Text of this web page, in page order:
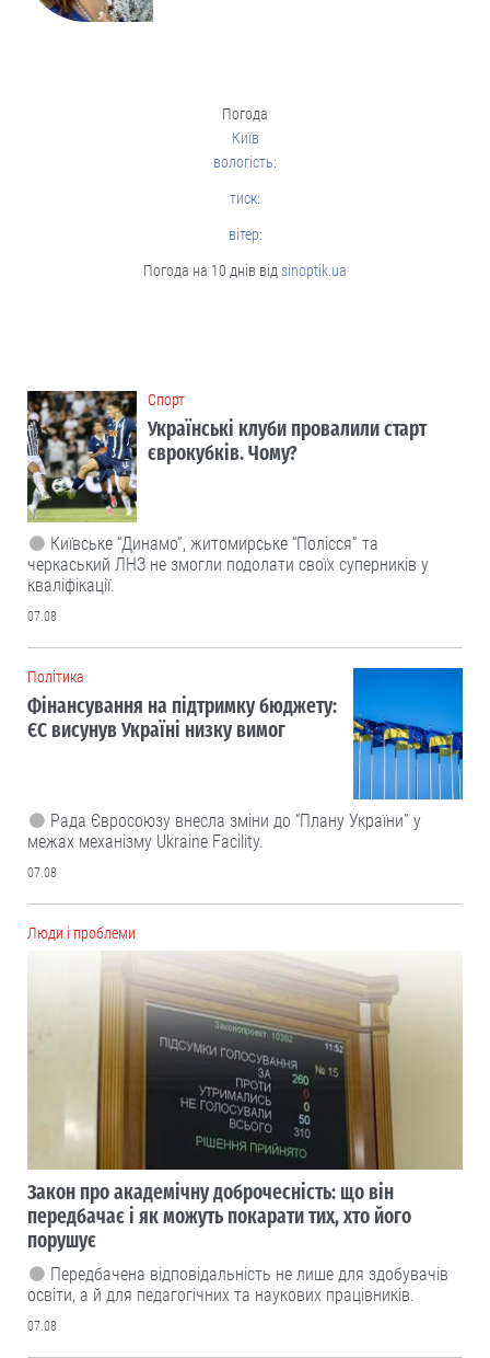
Погода
Київ
вологість:
тиск:
вітер:
Погода на 10 днів від sinoptik.ua
Cпорт
Українські клуби провалили старт
єврокубків. Чому?
Київське “Динамо”, житомирське “Полісся” та
черкаський ЛНЗ не змогли подолати своїх суперників у
кваліфікації.
07.08
Політика
Фінансування на підтримку бюджету:
ЄС висунув Україні низку вимог
Рада Євросоюзу внесла зміни до “Плану України” у
межах механізму Ukraine Facility.
07.08
Люди і проблеми
Закон про академічну доброчесність: що він
передбачає і як можуть покарати тих, хто його
порушує
Передбачена відповідальність не лише для здобувачів
освіти, а й для педагогічних та наукових працівників.
07.08